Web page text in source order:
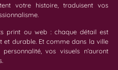
votre histoire, traduisent vos
print ou web : chaque détail est
et durable. Et comme dans la ville
vos visuels n’auront